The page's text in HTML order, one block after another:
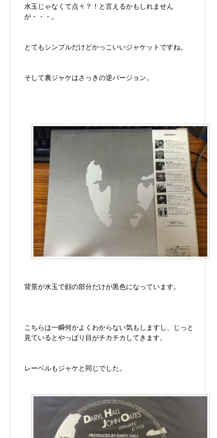
水玉じゃなくて点々？！と言えるかもしれません
が・・・。
とてもシンプルだけどかっこいいジャケットですね。
そして裏ジャケはさっきの逆バージョン。
背景が水玉で顔の部分だけが黒色になっています。
こちらは一瞬何かよくわからない気もしますし、じっと
見ているとやっぱり目がチカチカしてきます。
レーベルもジャケと同じでした。